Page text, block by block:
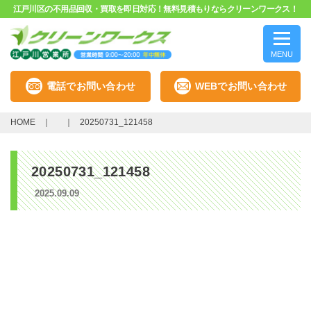
江戸川区の不用品回収・買取を即日対応！無料見積もりならクリーンワークス！
MENU
電話でお問い合わせ WEBでお問い合わせ
HOME 20250731_121458
20250731_121458
2025.09.09